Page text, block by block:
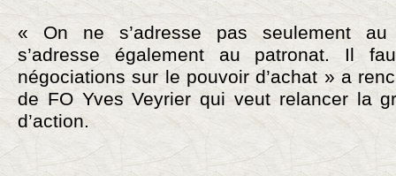
« On ne s’adresse pas seulement au
s’adresse également au patronat. Il
négociations sur le pouvoir d’achat » a
de FO Yves Veyrier qui veut relancer la
d’action.